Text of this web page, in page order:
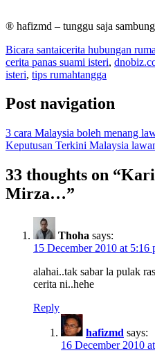
® hafizmd – tunggu saja
Bicara santaicerita hubungan
cerita panas suami isteri,
isteri, tips rumahtangga
Post navigation
3 cara Malaysia boleh menang
Keputusan Terkini Malaysia
33 thoughts on “
Mirza…”
Thoha says:
15 December 2010 at 5:16
alahai..tak sabar la pulak
cerita ni..hehe
Reply
hafizmd says:
16 December 2010